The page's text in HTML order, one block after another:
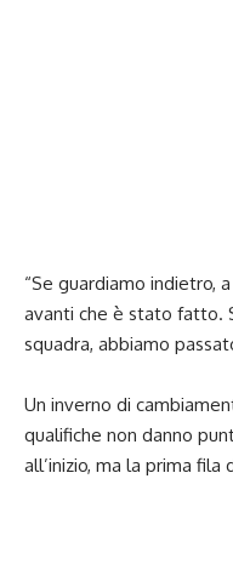
“Se guardiamo indietro,
avanti che è stato fatto.
squadra, abbiamo
Un inverno di
qualifiche non danno
all’inizio, ma la prima fila